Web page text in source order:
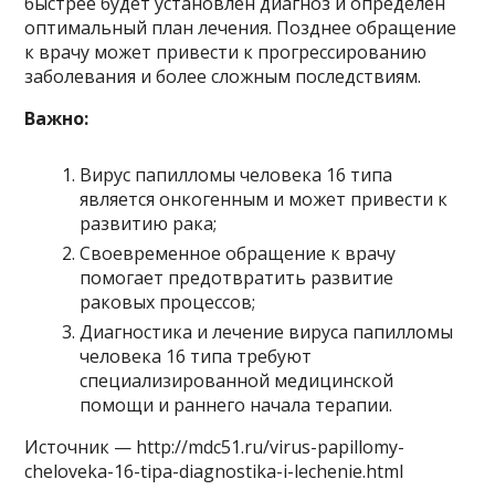
оптимальный план лечения. Позднее обращение
к врачу может привести к прогрессированию
заболевания и более сложным последствиям.
Важно:
Вирус папилломы человека 16 типа
является онкогенным и может привести к
развитию рака;
Своевременное обращение к врачу
помогает предотвратить развитие
раковых процессов;
Диагностика и лечение вируса папилломы
человека 16 типа требуют
специализированной медицинской
помощи и раннего начала терапии.
Источник — http://mdc51.ru/virus-papillomy-
cheloveka-16-tipa-diagnostika-i-lechenie.html